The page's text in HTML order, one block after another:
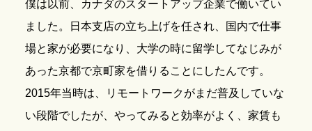
僕は以前、カナダのスタートアップ企業で働いてい
ました。日本支店の立ち上げを任され、国内で仕事
場と家が必要になり、大学の時に留学してなじみが
あった京都で京町家を借りることにしたんです。
2015年当時は、リモートワークがまだ普及していな
い段階でしたが、やってみると効率がよく、家賃も